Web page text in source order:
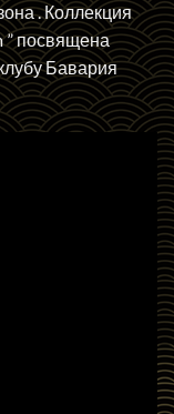
. Коллекция
” посвящена
Бавария